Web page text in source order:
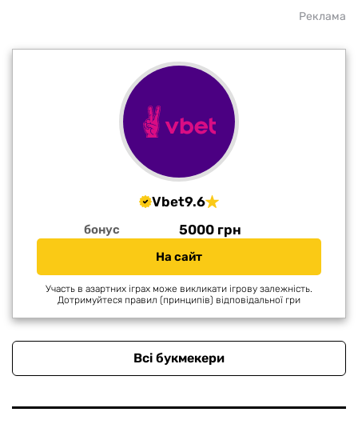
Реклама
Vbet9.6
бонус 5000 грн
На сайт
Участь в азартних іграх може викликати ігрову залежність.
Дотримуйтеся правил (принципів) відповідальної гри
Всі букмекери